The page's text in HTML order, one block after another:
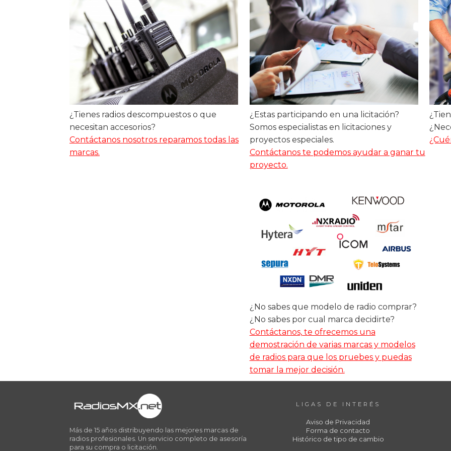
¿Tienes radios descompuestos o que
necesitan accesorios?
Contáctanos nosotros reparamos todas las
marcas.
¿Estas participando en una licitación?
Somos especialistas en licitaciones y
proyectos especiales.
Contáctanos te podemos ayudar a ganar tu
proyecto.
¿No sabes que modelo de radio comprar?
¿No sabes por cual marca decidirte?
Contáctanos, te ofrecemos una
demostración de varias marcas y modelos
de radios para que los pruebes y puedas
tomar la mejor decisión.
Más de 15 años distribuyendo las mejores marcas de
radios profesionales. Un servicio completo de asesoría
para su compra o licitación.
LIGAS DE INTERÉS
Aviso de Privacidad
Forma de contacto
Histórico de tipo de cambio